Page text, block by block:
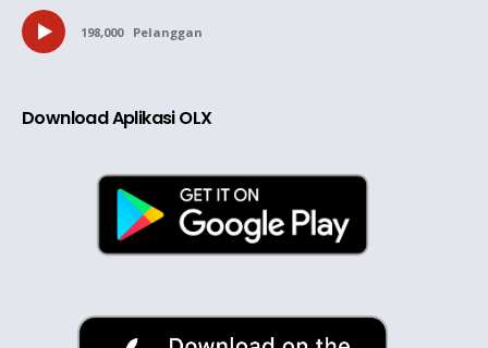
198,000 Pelanggan
Download Aplikasi OLX